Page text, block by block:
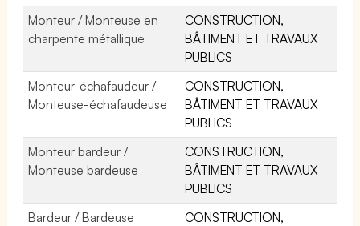
Monteur / Monteuse en
charpente métallique
CONSTRUCTION,
BÂTIMENT ET TRAVAUX
PUBLICS
Monteur-échafaudeur /
Monteuse-échafaudeuse
CONSTRUCTION,
BÂTIMENT ET TRAVAUX
PUBLICS
Monteur bardeur /
Monteuse bardeuse
CONSTRUCTION,
BÂTIMENT ET TRAVAUX
PUBLICS
Bardeur / Bardeuse
CONSTRUCTION,